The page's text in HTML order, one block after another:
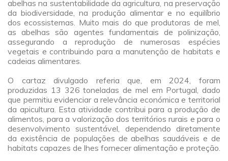
abelhas na sustentabilidade da agricultura, na preservação
da biodiversidade, na produção alimentar e no equilíbrio
dos ecossistemas. Muito mais do que produtoras de mel,
as abelhas são agentes fundamentais de polinização,
assegurando a reprodução de numerosas espécies
vegetais e contribuindo para a manutenção de habitats e
cadeias alimentares.
O cartaz divulgado referia que, em 2024, foram
produzidas 13 326 toneladas de mel em Portugal, dado
que permitiu evidenciar a relevância económica e territorial
da apicultura. Esta atividade contribui para a produção de
alimentos, para a valorização dos territórios rurais e para o
desenvolvimento sustentável, dependendo diretamente
da existência de populações de abelhas saudáveis e de
habitats capazes de lhes fornecer alimentação e proteção.